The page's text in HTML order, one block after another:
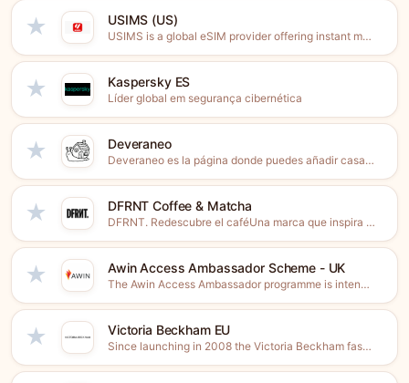
★ USIMS (US)
USIMS is a global eSIM provider offering instant mobile data...
★ Kaspersky ES
Líder global em segurança cibernética
★ Deveraneo
Deveraneo es la página donde puedes añadir casas rurales y...
★ DFRNT Coffee & Matcha
DFRNT. Redescubre el caféUna marca que inspira a consumir café...
★ Awin Access Ambassador Scheme - UK
The Awin Access Ambassador programme is intended for anyone that...
★ Victoria Beckham EU
Since launching in 2008 the Victoria Beckham fashion brand has...